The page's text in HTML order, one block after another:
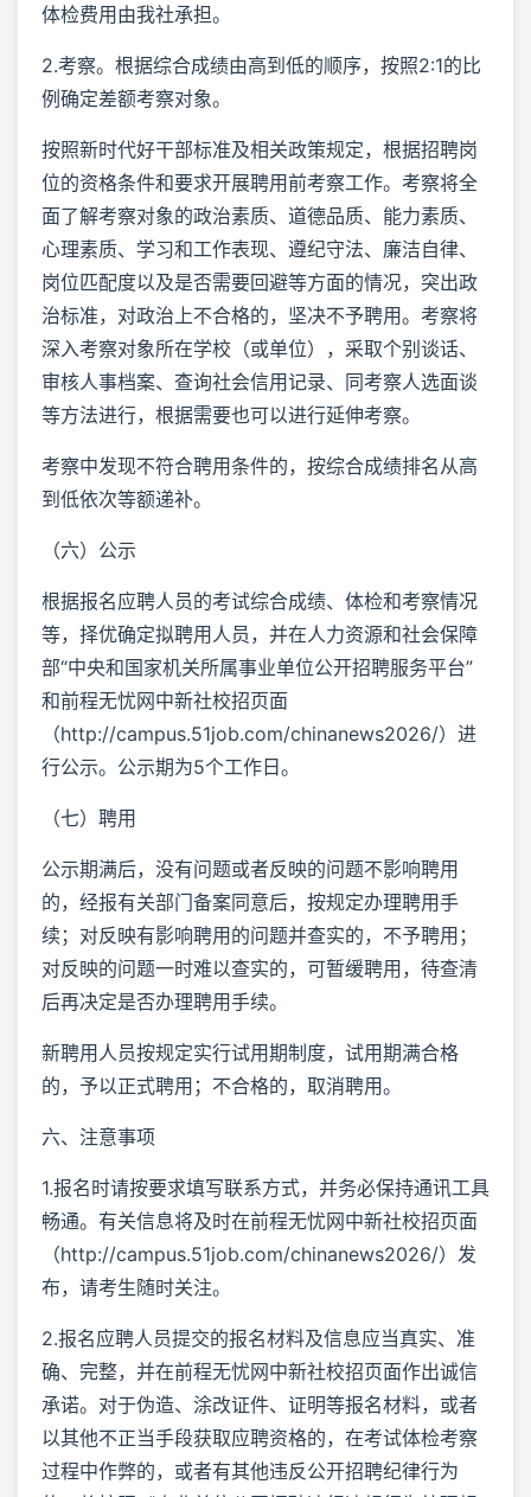
体检费用由我社承担。
2.考察。根据综合成绩由高到低的顺序，按照2:1的比
例确定差额考察对象。
按照新时代好干部标准及相关政策规定，根据招聘岗
位的资格条件和要求开展聘用前考察工作。考察将全
面了解考察对象的政治素质、道德品质、能力素质、
心理素质、学习和工作表现、遵纪守法、廉洁自律、
岗位匹配度以及是否需要回避等方面的情况，突出政
治标准，对政治上不合格的，坚决不予聘用。考察将
深入考察对象所在学校（或单位），采取个别谈话、
审核人事档案、查询社会信用记录、同考察人选面谈
等方法进行，根据需要也可以进行延伸考察。
考察中发现不符合聘用条件的，按综合成绩排名从高
到低依次等额递补。
（六）公示
根据报名应聘人员的考试综合成绩、体检和考察情况
等，择优确定拟聘用人员，并在人力资源和社会保障
部“中央和国家机关所属事业单位公开招聘服务平台”
和前程无忧网中新社校招页面
（http://campus.51job.com/chinanews2026/）进
行公示。公示期为5个工作日。
（七）聘用
公示期满后，没有问题或者反映的问题不影响聘用
的，经报有关部门备案同意后，按规定办理聘用手
续；对反映有影响聘用的问题并查实的，不予聘用；
对反映的问题一时难以查实的，可暂缓聘用，待查清
后再决定是否办理聘用手续。
新聘用人员按规定实行试用期制度，试用期满合格
的，予以正式聘用；不合格的，取消聘用。
六、注意事项
1.报名时请按要求填写联系方式，并务必保持通讯工具
畅通。有关信息将及时在前程无忧网中新社校招页面
（http://campus.51job.com/chinanews2026/）发
布，请考生随时关注。
2.报名应聘人员提交的报名材料及信息应当真实、准
确、完整，并在前程无忧网中新社校招页面作出诚信
承诺。对于伪造、涂改证件、证明等报名材料，或者
以其他不正当手段获取应聘资格的，在考试体检考察
过程中作弊的，或者有其他违反公开招聘纪律行为